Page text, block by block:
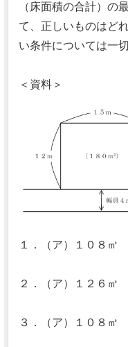
（床面積の合計）の
て、正しいものはど
い条件については一
＜資料＞
１．（ア）１０８
２．（ア）１２６
３．（ア）１０８